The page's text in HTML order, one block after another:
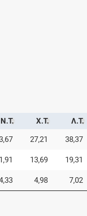
Ν.Τ. Χ.Τ. Λ.Τ.
27,21 38,37
13,69 19,31
4,98 7,02